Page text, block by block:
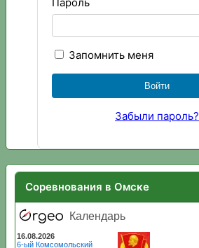
Запомнить меня
Забыли пароль?
Соревнования в Омске